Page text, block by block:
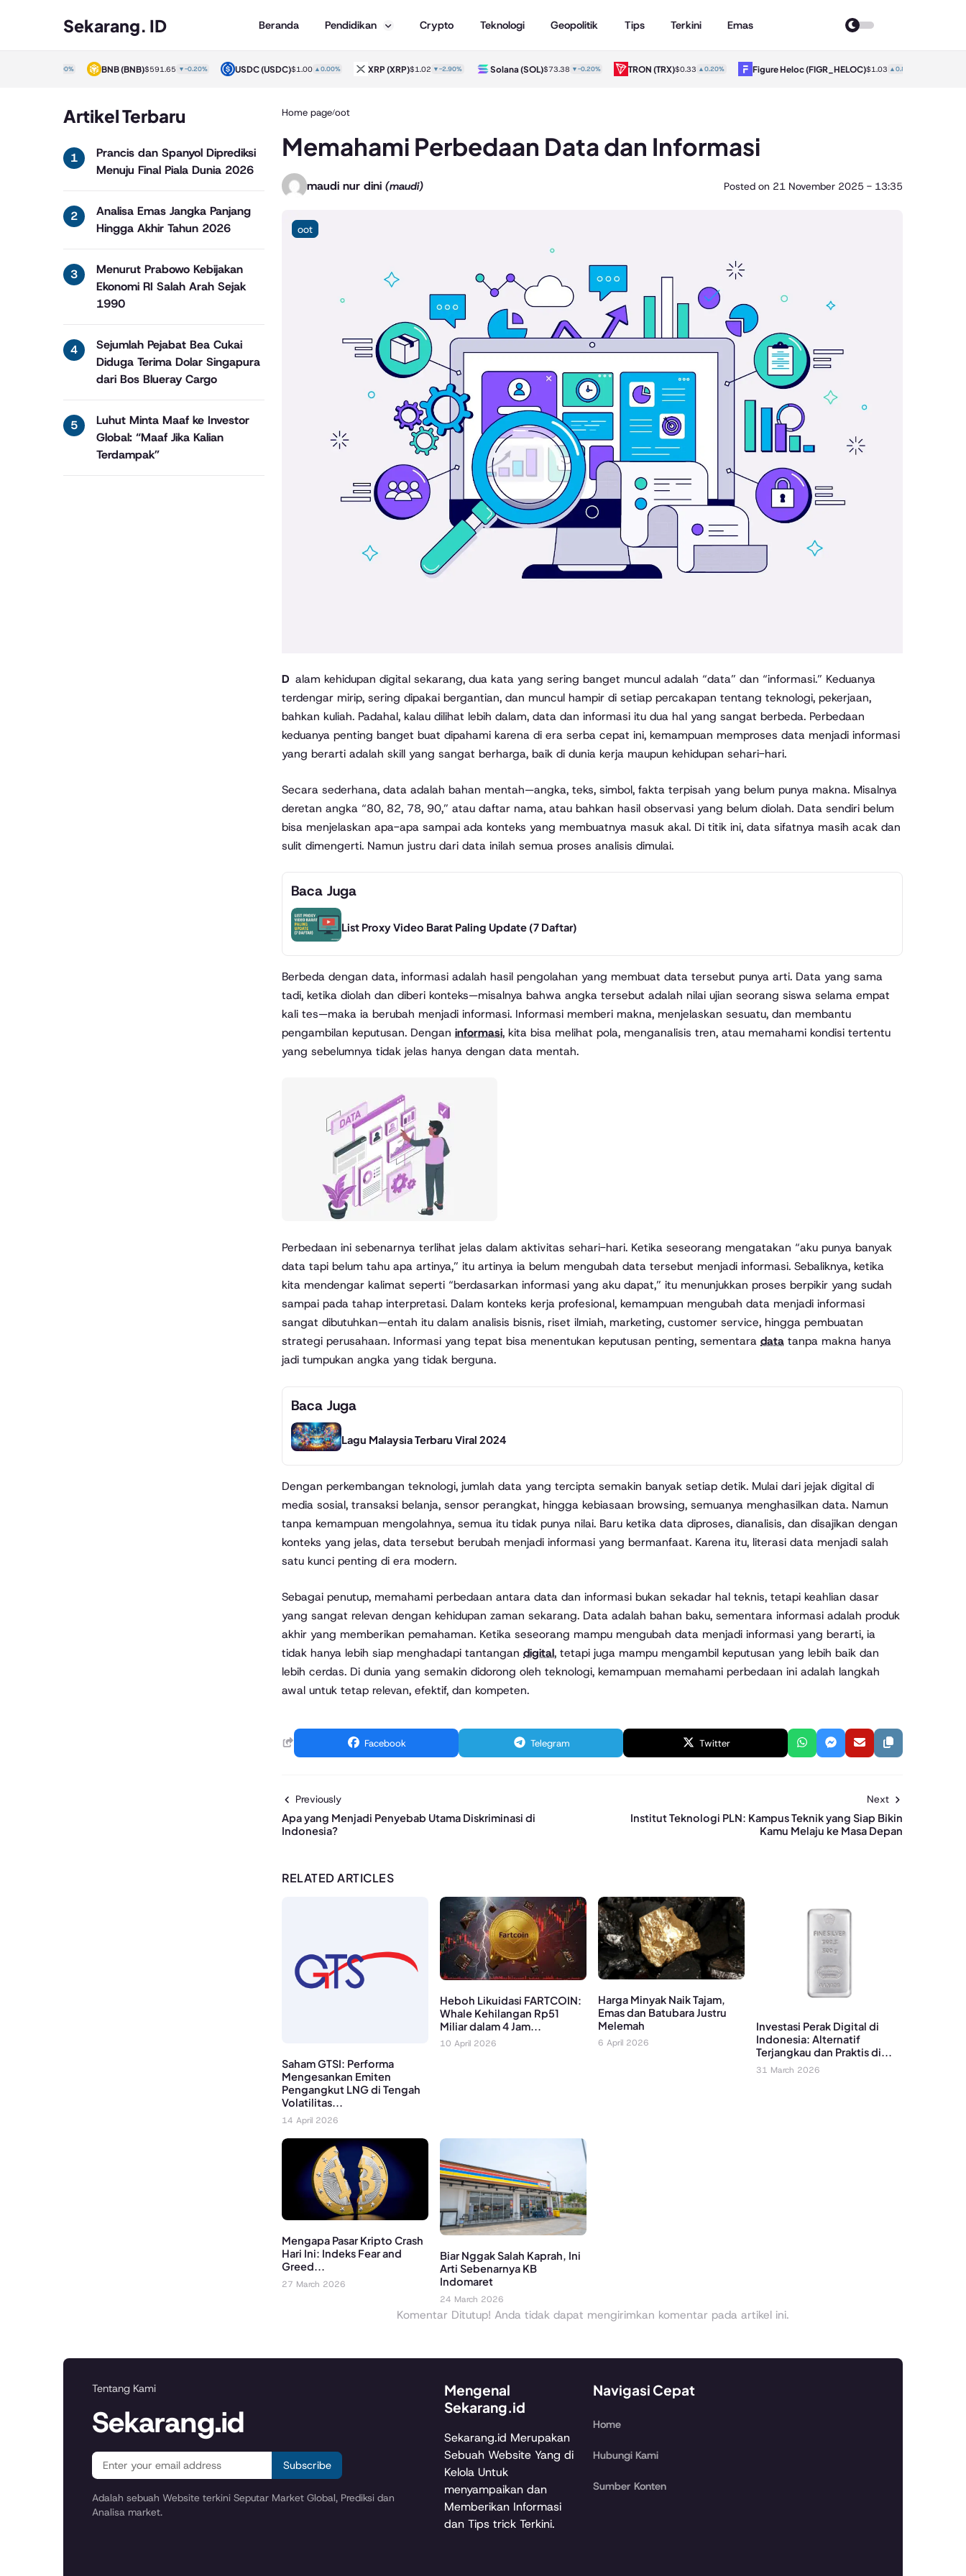
Sekarang. ID Beranda Pendidikan Crypto Teknologi Geopolitik Tips Terkini Emas
BNB(BNB)$591.65▼-0.20% USDC(USDC)$1.00▲0.00% XRP(XRP) $1.02▼-2.90% Solana(SOL) $73.38 ▼-0.20% TRON(TRX) $0.33▲0.20% Figure Heloc(FIGR_HELOC)$1.03▲0.80%
Artikel Terbaru
Prancis dan Spanyol Diprediksi
Menuju Final Piala Dunia 2026
Analisa Emas Jangka Panjang
Hingga Akhir Tahun 2026
Menurut Prabowo Kebijakan
Ekonomi RI Salah Arah Sejak
1990
Sejumlah Pejabat Bea Cukai
Diduga Terima Dolar Singapura
dari Bos Blueray Cargo
Luhut Minta Maaf ke Investor
Global: “Maaf Jika Kalian
Terdampak”
Home page/oot
Memahami Perbedaan Data dan Informasi
maudi nur dini (maudi) Posted on 21 November 2025 - 13:35
oot
Dalam kehidupan digital sekarang, dua kata yang sering banget muncul adalah “data” dan “informasi.” Keduanya
terdengar mirip, sering dipakai bergantian, dan muncul hampir di setiap percakapan tentang teknologi, pekerjaan,
bahkan kuliah. Padahal, kalau dilihat lebih dalam, data dan informasi itu dua hal yang sangat berbeda. Perbedaan
keduanya penting banget buat dipahami karena di era serba cepat ini, kemampuan memproses data menjadi informasi
yang berarti adalah skill yang sangat berharga, baik di dunia kerja maupun kehidupan sehari-hari.
Secara sederhana, data adalah bahan mentah—angka, teks, simbol, fakta terpisah yang belum punya makna. Misalnya
deretan angka “80, 82, 78, 90,” atau daftar nama, atau bahkan hasil observasi yang belum diolah. Data sendiri belum
bisa menjelaskan apa-apa sampai ada konteks yang membuatnya masuk akal. Di titik ini, data sifatnya masih acak dan
sulit dimengerti. Namun justru dari data inilah semua proses analisis dimulai.
Baca Juga
List Proxy Video Barat Paling Update (7 Daftar)
Berbeda dengan data, informasi adalah hasil pengolahan yang membuat data tersebut punya arti. Data yang sama
tadi, ketika diolah dan diberi konteks—misalnya bahwa angka tersebut adalah nilai ujian seorang siswa selama empat
kali tes—maka ia berubah menjadi informasi. Informasi memberi makna, menjelaskan sesuatu, dan membantu
pengambilan keputusan. Dengan informasi, kita bisa melihat pola, menganalisis tren, atau memahami kondisi tertentu
yang sebelumnya tidak jelas hanya dengan data mentah.
Perbedaan ini sebenarnya terlihat jelas dalam aktivitas sehari-hari. Ketika seseorang mengatakan “aku punya banyak
data tapi belum tahu apa artinya,” itu artinya ia belum mengubah data tersebut menjadi informasi. Sebaliknya, ketika
kita mendengar kalimat seperti “berdasarkan informasi yang aku dapat,” itu menunjukkan proses berpikir yang sudah
sampai pada tahap interpretasi. Dalam konteks kerja profesional, kemampuan mengubah data menjadi informasi
sangat dibutuhkan—entah itu dalam analisis bisnis, riset ilmiah, marketing, customer service, hingga pembuatan
strategi perusahaan. Informasi yang tepat bisa menentukan keputusan penting, sementara data tanpa makna hanya
jadi tumpukan angka yang tidak berguna.
Baca Juga
Lagu Malaysia Terbaru Viral 2024
Dengan perkembangan teknologi, jumlah data yang tercipta semakin banyak setiap detik. Mulai dari jejak digital di
media sosial, transaksi belanja, sensor perangkat, hingga kebiasaan browsing, semuanya menghasilkan data. Namun
tanpa kemampuan mengolahnya, semua itu tidak punya nilai. Baru ketika data diproses, dianalisis, dan disajikan dengan
konteks yang jelas, data tersebut berubah menjadi informasi yang bermanfaat. Karena itu, literasi data menjadi salah
satu kunci penting di era modern.
Sebagai penutup, memahami perbedaan antara data dan informasi bukan sekadar hal teknis, tetapi keahlian dasar
yang sangat relevan dengan kehidupan zaman sekarang. Data adalah bahan baku, sementara informasi adalah produk
akhir yang memberikan pemahaman. Ketika seseorang mampu mengubah data menjadi informasi yang berarti, ia
tidak hanya lebih siap menghadapi tantangan digital, tetapi juga mampu mengambil keputusan yang lebih baik dan
lebih cerdas. Di dunia yang semakin didorong oleh teknologi, kemampuan memahami perbedaan ini adalah langkah
awal untuk tetap relevan, efektif, dan kompeten.
Facebook Telegram Twitter
Previously
Apa yang Menjadi Penyebab Utama Diskriminasi di
Indonesia?
Next
Institut Teknologi PLN: Kampus Teknik yang Siap Bikin
Kamu Melaju ke Masa Depan
RELATED ARTICLES
Saham GTSI: Performa
Mengesankan Emiten
Pengangkut LNG di Tengah
Volatilitas...
14 April 2026
Heboh Likuidasi FARTCOIN:
Whale Kehilangan Rp51
Miliar dalam 4 Jam...
10 April 2026
Harga Minyak Naik Tajam,
Emas dan Batubara Justru
Melemah
6 April 2026
Investasi Perak Digital di
Indonesia: Alternatif
Terjangkau dan Praktis di...
31 March 2026
Mengapa Pasar Kripto Crash
Hari Ini: Indeks Fear and
Greed...
27 March 2026
Biar Nggak Salah Kaprah, Ini
Arti Sebenarnya KB
Indomaret
24 March 2026
Komentar Ditutup! Anda tidak dapat mengirimkan komentar pada artikel ini.
Tentang Kami
Sekarang.id
Subscribe
Adalah sebuah Website terkini Seputar Market Global, Prediksi dan
Analisa market.
Mengenal
Sekarang.id
Sekarang.id Merupakan
Sebuah Website Yang di
Kelola Untuk
menyampaikan dan
Memberikan Informasi
dan Tips trick Terkini.
Navigasi Cepat
Home
Hubungi Kami
Sumber Konten